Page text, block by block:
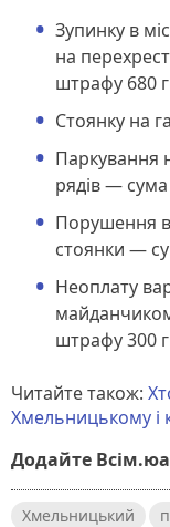
Зупинку в
на
штрафу 680
Стоянку на
Паркування
рядів —
Порушення
стоянки —
Неоплату
штрафу 300
Читайте також:
Хмельницькому і
Додайте
Хмельницький